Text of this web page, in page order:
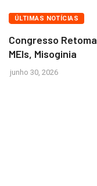
BRASÍLIA
ÚLTIMAS NOTÍCIAS
Congresso
MEIs, Misoginia
junho 30, 2026